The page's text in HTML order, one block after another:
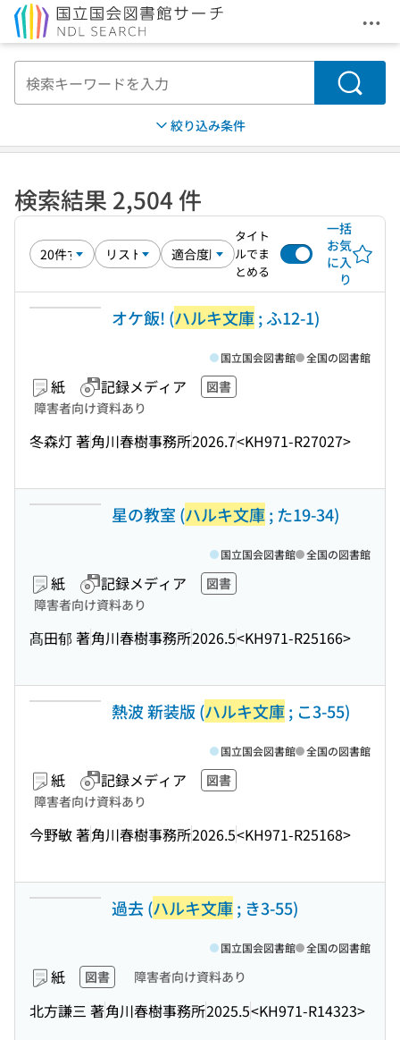
メ
検索
絞り込み条件
検索結果 2,504 件
タイト
ルでま
とめる
一括
お気
に入
り
オケ飯! (ハルキ文庫; ふ12-1)
紙 記録メディア
図書
障害者向け資料あり
冬森灯 著角川春樹事務所2026.7<KH971-R27027>
国立国会図書館 全国の図書館
星の教室 (ハルキ文庫; た19-34)
紙 記録メディア
図書
障害者向け資料あり
髙田郁 著角川春樹事務所2026.5<KH971-R25166>
国立国会図書館 全国の図書館
熱波 新装版 (ハルキ文庫; こ3-55)
紙 記録メディア
図書
障害者向け資料あり
今野敏 著角川春樹事務所2026.5<KH971-R25168>
国立国会図書館 全国の図書館
過去 (ハルキ文庫; き3-55)
紙 図書 障害者向け資料あり
北方謙三 著角川春樹事務所2025.5<KH971-R14323>
国立国会図書館 全国の図書館